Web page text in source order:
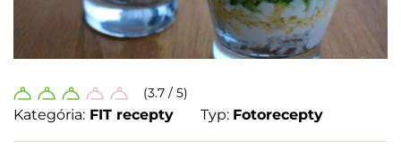
(3.7 / 5)
Kategória: FIT recepty Typ: Fotorecepty